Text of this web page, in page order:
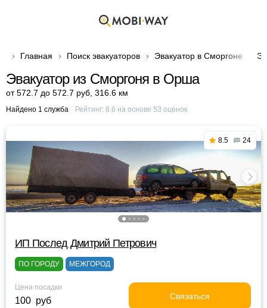
Главная Поиск эвакуаторов Эвакуатор в Сморгоне
Эвакуатор из Сморгоня в Орша
от 572.7 до 572.7 руб 316.6 км
Найдено 1 служба Рейтинг: 8.6 на основе 53 оценок
8.5 24
ИП Послед Дмитрий Петрович
ПО ГОРОДУ МЕЖГОРОД
Цена посадки
100 руб Связаться